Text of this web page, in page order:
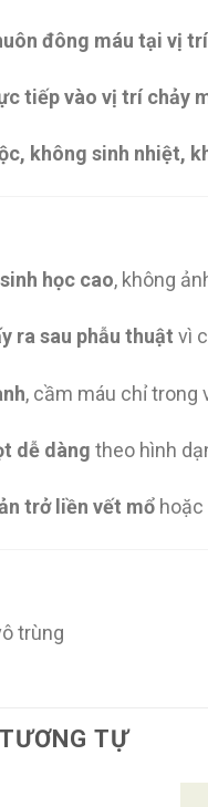
đông máu tại vị
tiếp vào vị trí chảy
không sinh nhiệt,
học cao, không
ra sau phẫu thuật vì
, cầm máu chỉ trong
dễ dàng theo hình
trở liền vết mổ
trùng
TỰ